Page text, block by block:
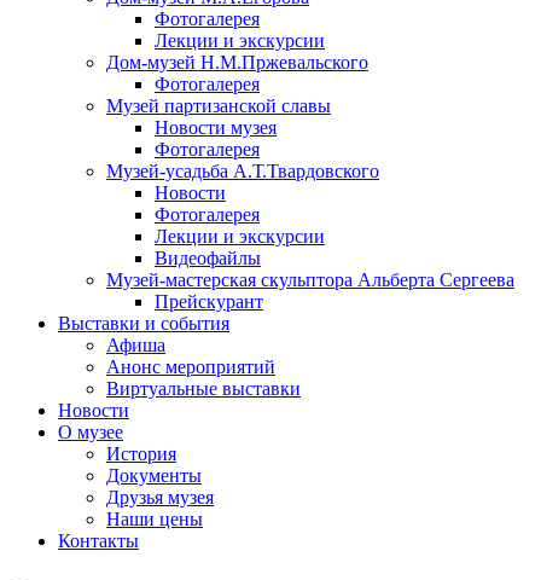
Фотогалерея
Лекции и экскурсии
Дом-музей Н.М.Пржевальского
Фотогалерея
Музей партизанской славы
Новости музея
Фотогалерея
Музей-усадьба А.Т.Твардовского
Новости
Фотогалерея
Лекции и экскурсии
Видеофайлы
Музей-мастерская скульптора Альберта Сергеева
Прейскурант
Выставки и события
Афиша
Анонс мероприятий
Виртуальные выставки
Новости
О музее
История
Документы
Друзья музея
Наши цены
Контакты